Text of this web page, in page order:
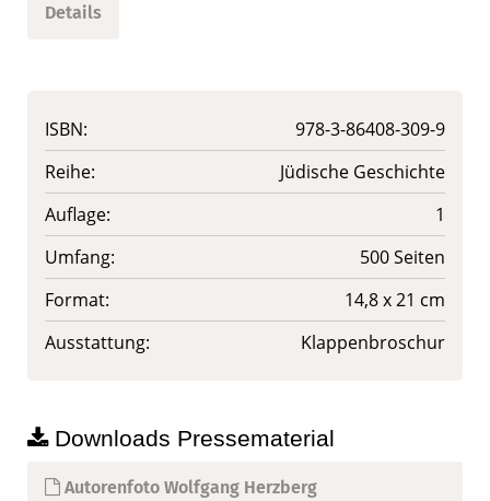
Details
ISBN:
978-3-86408-309-9
Reihe:
Jüdische Geschichte
Auflage:
1
Umfang:
500 Seiten
Format:
14,8 x 21 cm
Ausstattung:
Klappenbroschur
Downloads Pressematerial
Autorenfoto Wolfgang Herzberg